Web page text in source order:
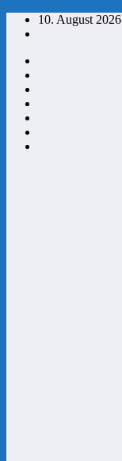
Zum
Inhalt
10. August 2026